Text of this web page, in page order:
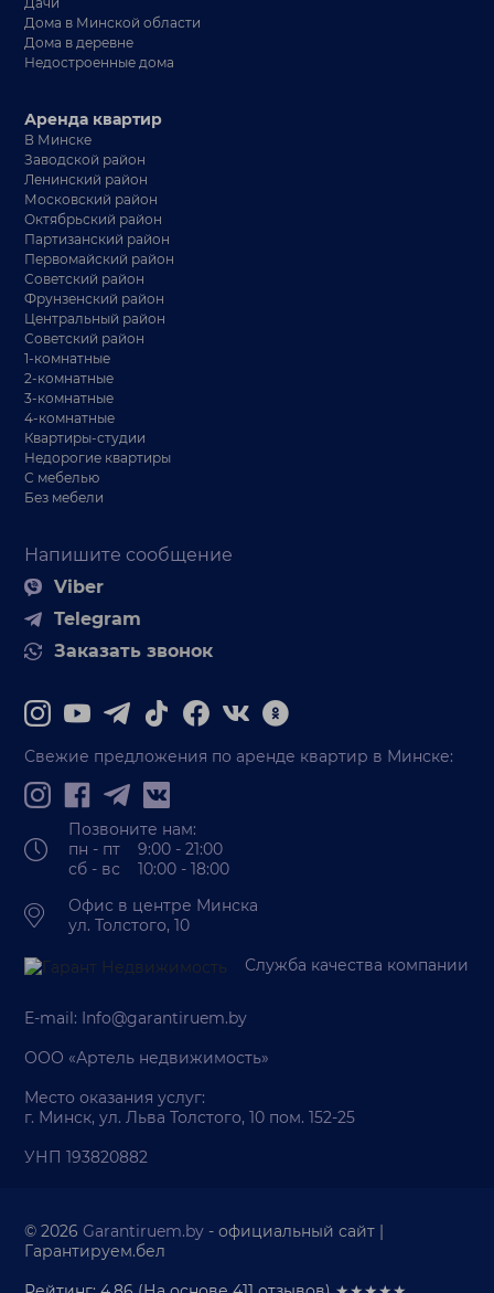
Дома в Минской области
Дома в деревне
Недостроенные дома
Напишите сообщение
Viber
Telegram
Заказать звонок
Аренда квартир
В Минске
Заводской район
Ленинский район
Московский район
Октябрьский район
Партизанский район
Первомайский район
Советский район
Фрунзенский район
Центральный район
Советский район
1-комнатные
2-комнатные
3-комнатные
4-комнатные
Квартиры-студии
Недорогие квартиры
С мебелью
Без мебели
Свежие предложения по аренде квартир в Минске:
Позвоните нам:
пн - пт 9:00 - 21:00
сб - вс 10:00 - 18:00
Офис в центре Минска
ул. Толстого, 10
Служба качества компании
E-mail: Info@garantiruem.by
ООО «Артель недвижимость»
Место оказания услуг:
г. Минск, ул. Льва Толстого, 10 пом. 152-25
УНП 193820882
© 2026Garantiruem.by - официальный сайт |
Гарантируем.бел